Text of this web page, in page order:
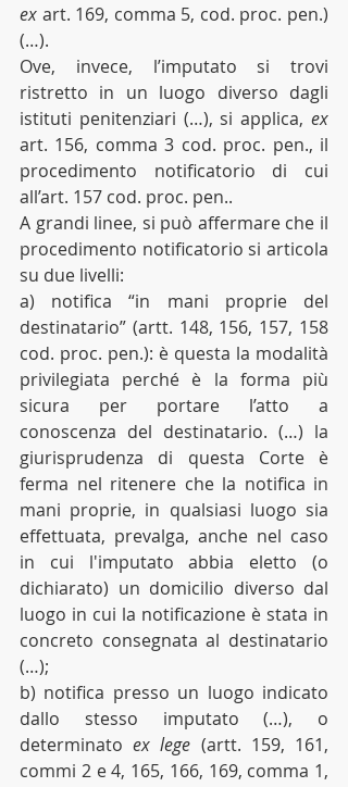
ex art. 169, comma 5, cod. proc. pen.)
(…).
Ove, invece, l’imputato si trovi
ristretto in un luogo diverso dagli
istituti penitenziari (…), si applica, ex
art. 156, comma 3 cod. proc. pen., il
procedimento notificatorio di cui
all’art. 157 cod. proc. pen..
A grandi linee, si può affermare che il
procedimento notificatorio si articola
su due livelli:
a) notifica “in mani proprie del
destinatario” (artt. 148, 156, 157, 158
cod. proc. pen.): è questa la modalità
privilegiata perché è la forma più
sicura per portare l’atto a
conoscenza del destinatario. (…) la
giurisprudenza di questa Corte è
ferma nel ritenere che la notifica in
mani proprie, in qualsiasi luogo sia
effettuata, prevalga, anche nel caso
in cui l'imputato abbia eletto (o
dichiarato) un domicilio diverso dal
luogo in cui la notificazione è stata in
concreto consegnata al destinatario
(…);
b) notifica presso un luogo indicato
dallo stesso imputato (…), o
determinato ex lege (artt. 159, 161,
commi 2 e 4, 165, 166, 169, comma 1,